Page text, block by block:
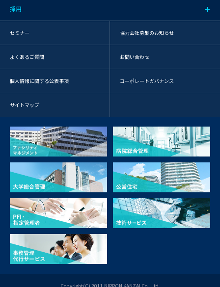
採用
セミナー 協力会社募集のお知らせ
よくあるご質問 お問い合わせ
個人情報に関する公表事項 コーポレートガバナンス
サイトマップ